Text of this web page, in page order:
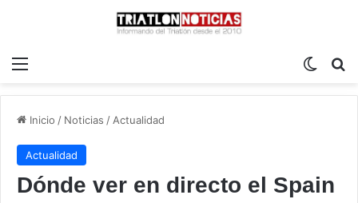
Inicio / Noticias / Actualidad
Actualidad
Dónde ver en directo el Spain